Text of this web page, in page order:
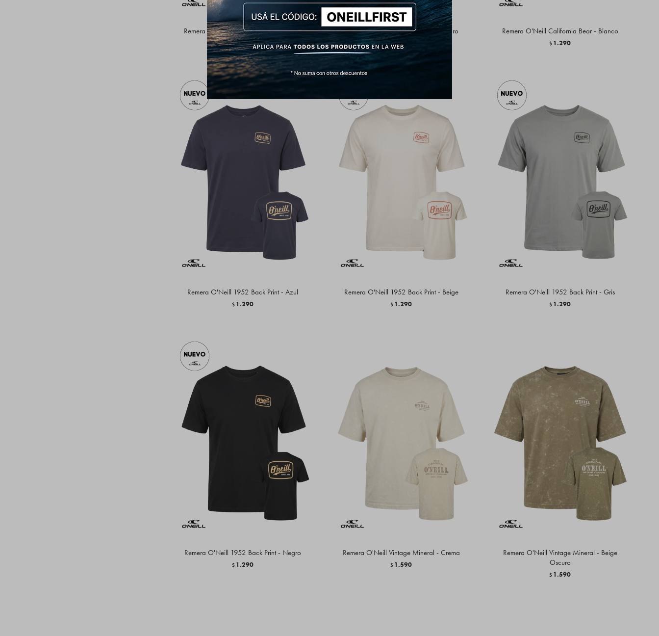
Remera O'Neill California Bear - Marrón
$1.290
Remera O'Neill California Bear - Negro
$1.290
Remera O'Neill California Bear - Blanco
$ 1.290
Remera O'Neill 1952 Back Print - Azul
$ 1.290
Remera O'Neill 1952 Back Print - Beige
$ 1.290
Remera O'Neill 1952 Back Print - Gris
$ 1.290
Remera O'Neill 1952 Back Print - Negro
$ 1.290
Remera O'Neill Vintage Mineral - Crema
$ 1.590
Remera O'Neill Vintage Mineral - Beige
Oscuro
$ 1.590